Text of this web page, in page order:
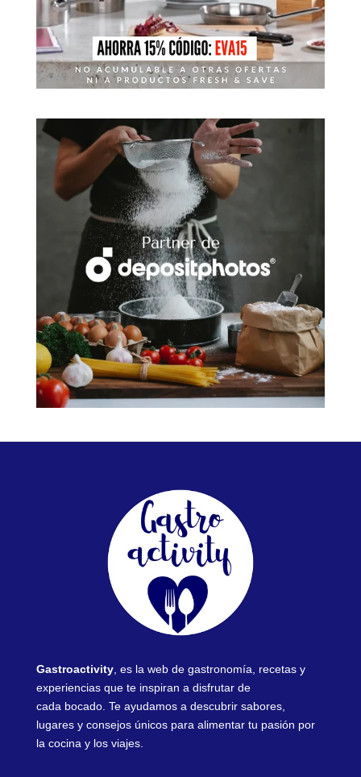
Gastroactivity, es la web de gastronomía, recetas y
experiencias que te inspiran a disfrutar de
cada bocado. Te ayudamos a descubrir sabores,
lugares y consejos únicos para alimentar tu pasión por
la cocina y los viajes.